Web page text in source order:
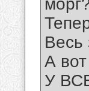
Весь
А
У